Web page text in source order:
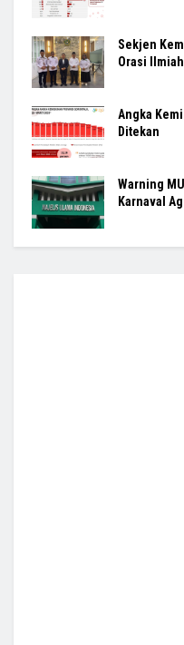
Sekjen
Orasi
Angka
Ditekan
Warning
Karnaval